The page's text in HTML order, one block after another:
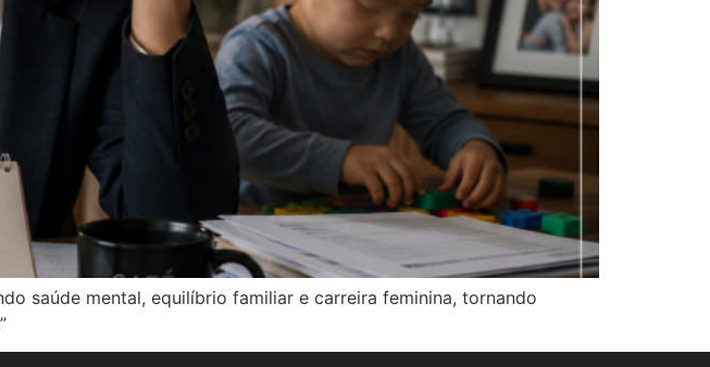
saúde mental, equilíbrio familiar e carreira feminina, tornando